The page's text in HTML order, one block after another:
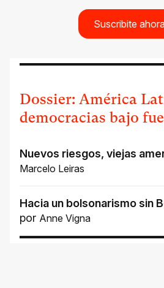
Suscribite
Dossier: América
democracias bajo
Nuevos riesgos, viejas
Marcelo Leiras
Hacia un bolsonarismo sin
por Anne Vigna